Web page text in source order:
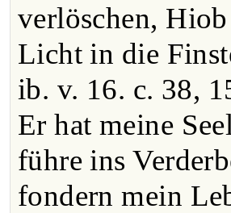
verlöschen,
Licht in die
ib. v. 16. c. 38,
Er hat meine
führe ins
fondern mein